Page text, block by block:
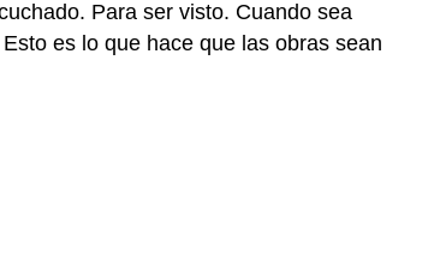
“antiguas”
de
Para ser visto. Cuando sea
es lo que hace que las obras sean